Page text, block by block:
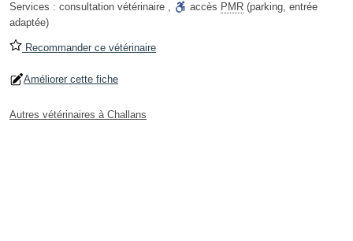
Services : consultation vétérinaire , accès PMR (parking, entrée
adaptée)
Recommander ce vétérinaire
Améliorer cette fiche
Autres vétérinaires à Challans